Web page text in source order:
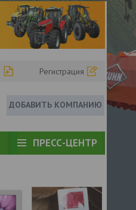
Регистрация
ДОБАВИТЬ КОМПАНИЮ
ПРЕСС-ЦЕНТР